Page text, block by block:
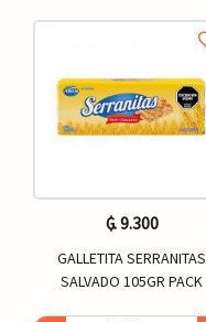
₲. 9.300
GALLETITA SERRANITAS
SALVADO 105GR PACK